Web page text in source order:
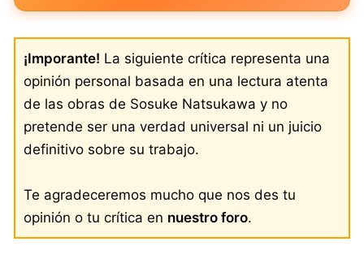
¡Imporante! La siguiente crítica representa una
opinión personal basada en una lectura atenta
de las obras de Sosuke Natsukawa y no
pretende ser una verdad universal ni un juicio
definitivo sobre su trabajo.
Te agradeceremos mucho que nos des tu
opinión o tu crítica en nuestro foro.